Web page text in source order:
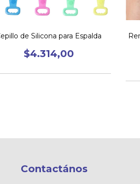
de Silicona para Espalda
$4.314,00
Contactános